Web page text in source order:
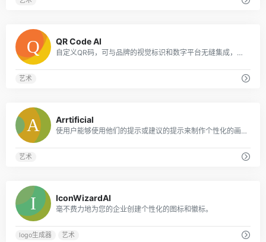
QR Code AI
自定义QR码，可与品牌的视觉标识和数字平台无缝集成，从而增强客户参与度和互动性。
艺术
Arrtificial
使用户能够使用他们的提示或建议的提示来制作个性化的画布艺术
艺术
IconWizardAI
毫不费力地为您的企业创建个性化的图标和徽标。
logo生成器 艺术